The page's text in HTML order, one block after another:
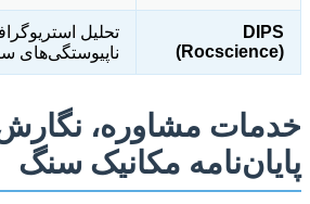
DIPS
(Rocscience)
تحلیل
ناپیوستگی‌های
خدمات مشاوره،
پایان‌نامه مکانیک سنگ